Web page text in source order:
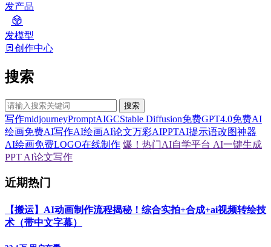
发产品
发模型
创作中心
搜索
搜索
写作midjourneyPromptAIGCStable Diffusion免费GPT4.0免费AI
绘画免费AI写作AI绘画AI论文万彩AIPPTAI提示语改图神器
AI绘画免费LOGO在线制作 爆！热门AI自学平台 AI一键生成
PPT AI论文写作
近期热门
【搬运】AI动画制作流程揭秘！综合实拍+合成+ai视频转绘技
术（带中文字幕）